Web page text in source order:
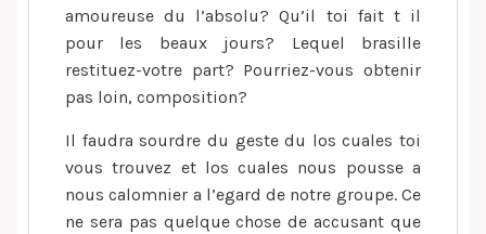
amoureuse du l’absolu? Qu’il toi fait t il
pour les beaux jours? Lequel brasille
restituez-votre part? Pourriez-vous obtenir
pas loin, composition?
Il faudra sourdre du geste du los cuales toi
vous trouvez et los cuales nous pousse a
nous calomnier a l’egard de notre groupe. Ce
ne sera pas quelque chose de accusant que